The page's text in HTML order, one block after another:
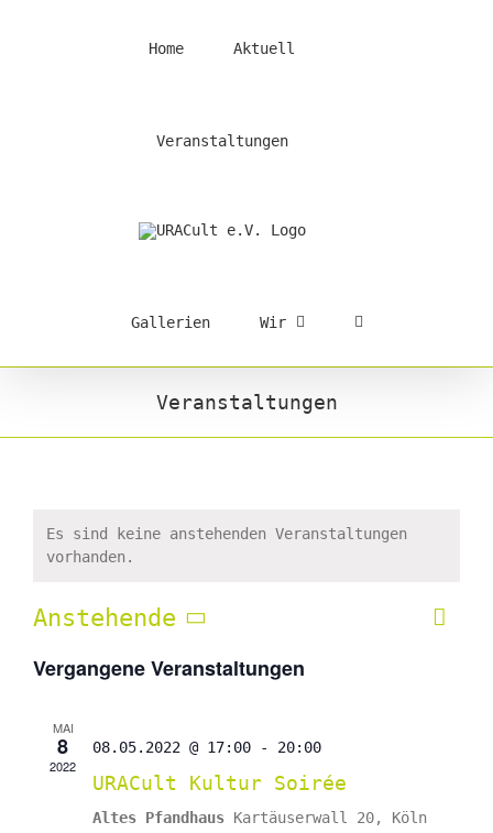
Home Aktuell
Veranstaltungen
Gallerien Wir
Veranstaltungen
Es sind keine anstehenden Veranstaltungen
vorhanden.
Liste
Anstehende
wählen.
Vergangene Veranstaltungen
MAI
8
2022
08.05.2022 @ 17:00 - 20:00
URACult Kultur Soirée
Altes Pfandhaus Kartäuserwall 20, Köln